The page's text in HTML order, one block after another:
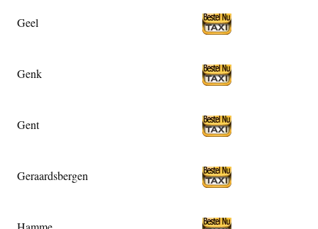
Geel
Genk
Gent
Geraardsbergen